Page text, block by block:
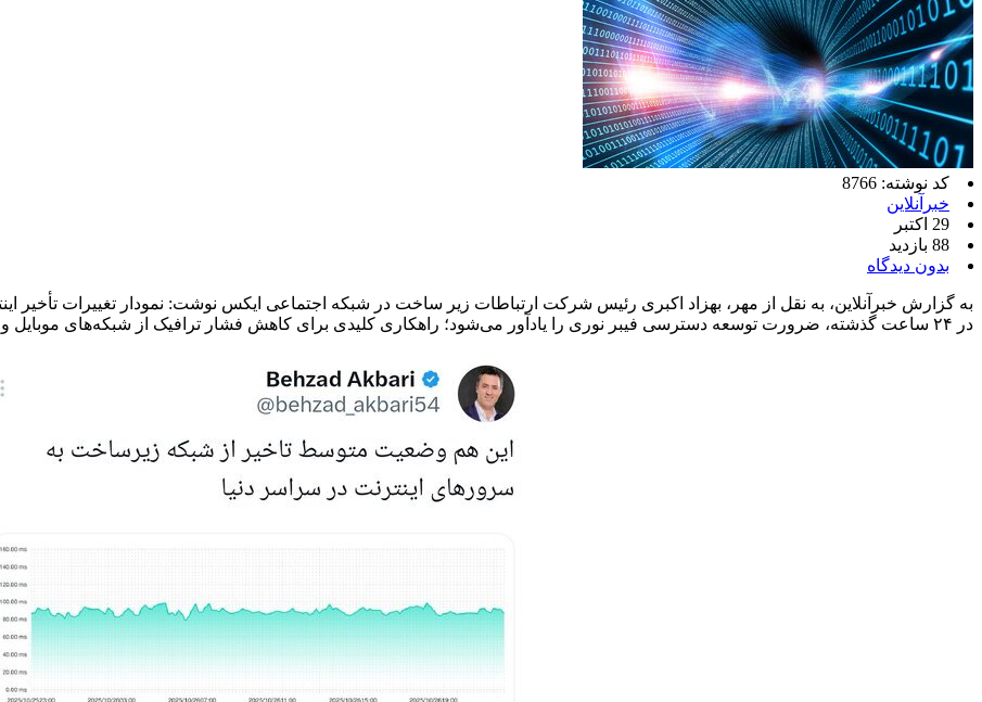
کد نوشته: 8766
خبرآنلاین
29 اکتبر
88 بازدید
بدون دیدگاه
به گزارش خبرآنلاین، به نقل از مهر، بهزاد اکبری رئیس شرکت ارتباطات زیر ساخت در شبکه اجتماعی ایکس نوشت: نمودار تغییرات تأخیر
در ۲۴ ساعت گذشته، ضرورت توسعه دسترسی فیبر نوری را یادآور می‌شود؛ راهکاری کلیدی برای کاهش فشار ترافیک از شبکه‌های موبایل و کیفیت پایدار در دسترسی کاربران.